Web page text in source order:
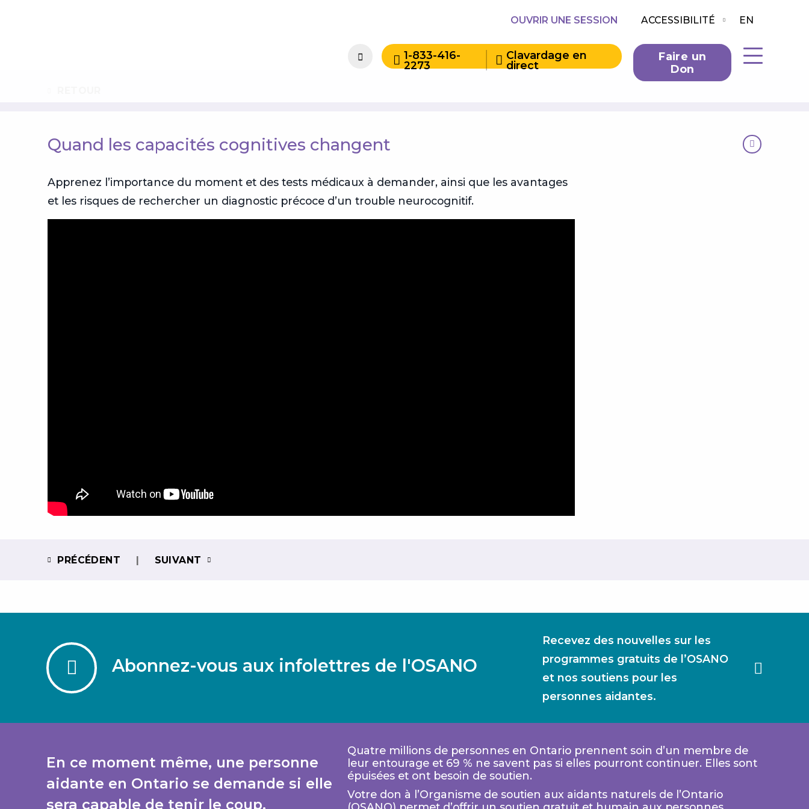
OUVRIR UNE SESSION ACCESSIBILITÉ EN
1-833-416-
2273
Clavardage en
direct
Faire un
Don
Quand les capacités cognitives changent
Apprenez l’importance du moment et des tests médicaux à demander, ainsi que les avantages
et les risques de rechercher un diagnostic précoce d’un trouble neurocognitif.
PRÉCÉDENT SUIVANT
Abonnez-vous aux infolettres de l'OSANO
Recevez des nouvelles sur les
programmes gratuits de l’OSANO
et nos soutiens pour les
personnes aidantes.
En ce moment même, une personne
aidante en Ontario se demande si elle
sera capable de tenir le coup.
Quatre millions de personnes en Ontario prennent soin d’un membre de
leur entourage et 69 % ne savent pas si elles pourront continuer. Elles sont
épuisées et ont besoin de soutien.
Votre don à l’Organisme de soutien aux aidants naturels de l’Ontario